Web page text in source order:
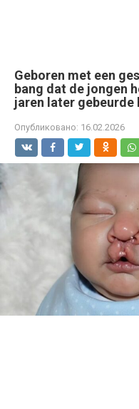
Geboren met een
bang dat de jongen
jaren later
Опубликовано: 16.02.2026